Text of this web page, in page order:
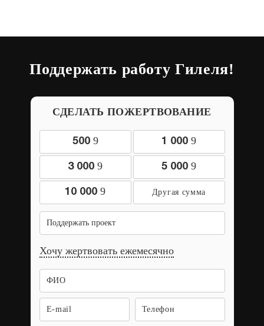
Поддержать работу Гилеля!
СДЕЛАТЬ ПОЖЕРТВОВАНИЕ
500 9 1 000 9
3 000 9 5 000 9
10 000 9
Поддержать проект
Хочу жертвовать ежемесячно